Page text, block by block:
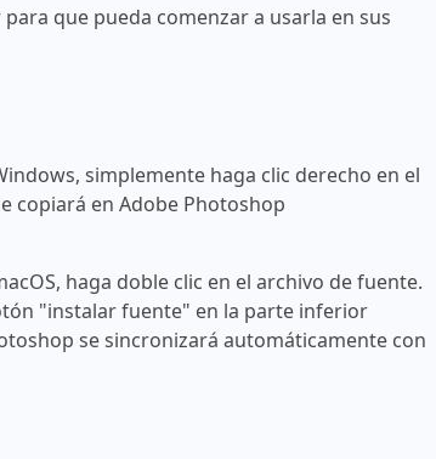
que pueda comenzar a usarla en sus
simplemente haga clic derecho en el
copiará en Adobe Photoshop
haga doble clic en el archivo de fuente.
"instalar fuente" en la parte inferior
se sincronizará automáticamente con